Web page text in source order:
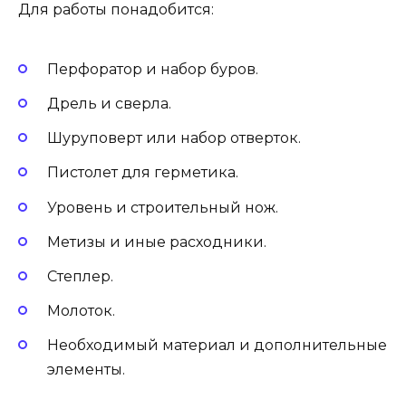
Для работы понадобится:
Перфоратор и набор буров.
Дрель и сверла.
Шуруповерт или набор отверток.
Пистолет для герметика.
Уровень и строительный нож.
Метизы и иные расходники.
Степлер.
Молоток.
Необходимый материал и дополнительные
элементы.